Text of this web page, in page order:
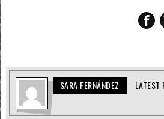
SARA FERNÁNDEZ LATEST